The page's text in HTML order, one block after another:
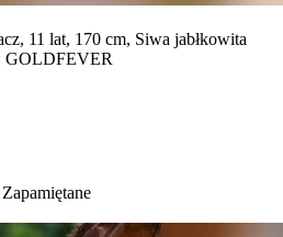
11 lat, 170 cm, Siwa jabłkowita
GOLDFEVER
Zapamiętane